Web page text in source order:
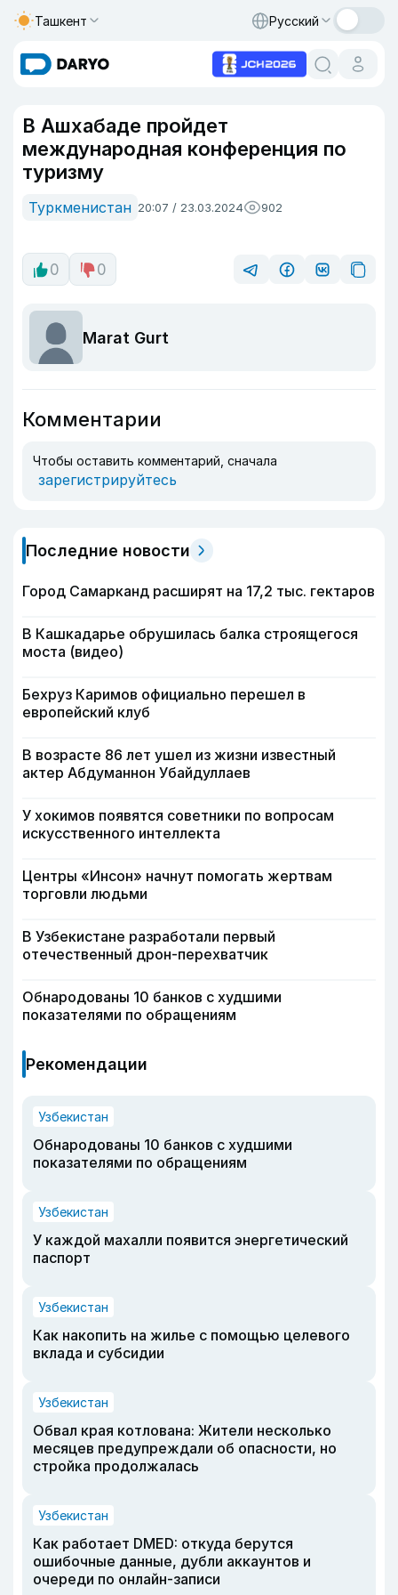
Ташкент Русский
В Ашхабаде пройдет
международная конференция по
туризму
Туркменистан 20:07 / 23.03.2024 902
0 0
Marat Gurt
Комментарии
Чтобы оставить комментарий, сначала
зарегистрируйтесь
Последние новости
Город Самарканд расширят на 17,2 тыс. гектаров
В Кашкадарье обрушилась балка строящегося
моста (видео)
Бехруз Каримов официально перешел в
европейский клуб
В возрасте 86 лет ушел из жизни известный
актер Абдуманнон Убайдуллаев
У хокимов появятся советники по вопросам
искусственного интеллекта
Центры «Инсон» начнут помогать жертвам
торговли людьми
В Узбекистане разработали первый
отечественный дрон-перехватчик
Обнародованы 10 банков с худшими
показателями по обращениям
Рекомендации
Узбекистан
Обнародованы 10 банков с худшими
показателями по обращениям
Узбекистан
У каждой махалли появится энергетический
паспорт
Узбекистан
Как накопить на жилье с помощью целевого
вклада и субсидии
Узбекистан
Обвал края котлована: Жители несколько
месяцев предупреждали об опасности, но
стройка продолжалась
Узбекистан
Как работает DMED: откуда берутся
ошибочные данные, дубли аккаунтов и
очереди по онлайн-записи